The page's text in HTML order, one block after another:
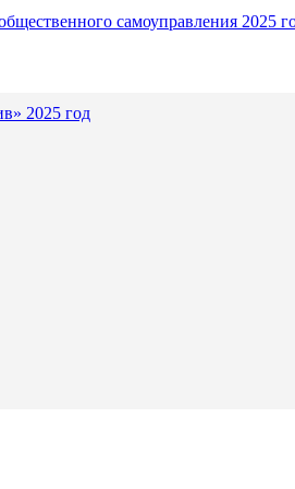
самоуправления 2025
2025 год